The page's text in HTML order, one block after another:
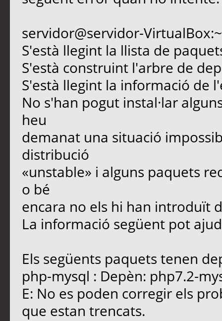
servidor@servidor-
S'està llegint la llista de
S'està construint l'arbre de
S'està llegint la informació de
No s'han pogut instal·lar
heu
demanat una situació
distribució
«unstable» i alguns paquets
o bé
encara no els hi han introduït
La informació següent pot
Els següents paquets tenen
php-mysql : Depèn: php7.2-
E: No es poden corregir els
que estan trencats.